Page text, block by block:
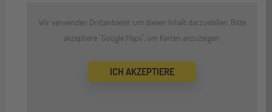
Wir verwenden Drittanbieter, um diesen Inhalt darzustellen. Bitte
akzeptiere "Google Maps", um Karten anzuzeigen.
ICH AKZEPTIERE